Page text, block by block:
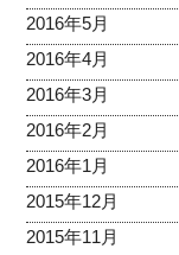
2016年5月
2016年4月
2016年3月
2016年2月
2016年1月
2015年12月
2015年11月